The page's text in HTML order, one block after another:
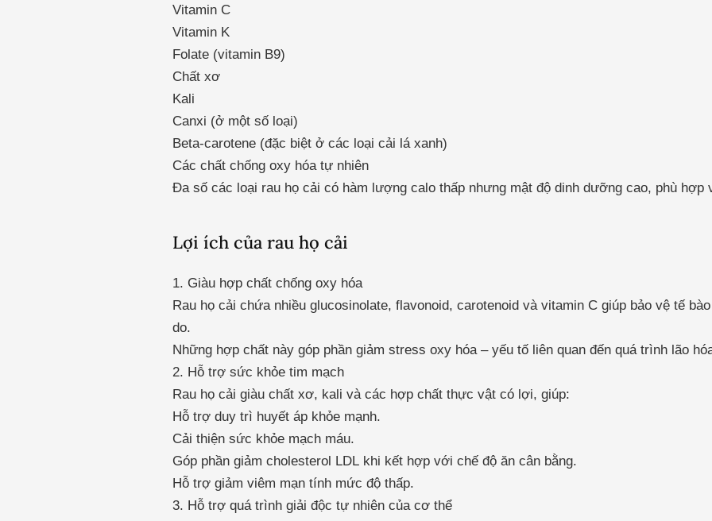
Vitamin C
Vitamin K
Folate (vitamin B9)
Chất xơ
Kali
Canxi (ở một số loại)
Beta-carotene (đặc biệt ở các loại cải lá xanh)
Các chất chống oxy hóa tự nhiên
Đa số các loại rau họ cải có hàm lượng calo thấp nhưng mật độ dinh dưỡng cao, phù hợp
Lợi ích của rau họ cải
1. Giàu hợp chất chống oxy hóa
Rau họ cải chứa nhiều glucosinolate, flavonoid, carotenoid và vitamin C giúp bảo vệ tế
do.
Những hợp chất này góp phần giảm stress oxy hóa – yếu tố liên quan đến quá trình lão
2. Hỗ trợ sức khỏe tim mạch
Rau họ cải giàu chất xơ, kali và các hợp chất thực vật có lợi, giúp:
Hỗ trợ duy trì huyết áp khỏe mạnh.
Cải thiện sức khỏe mạch máu.
Góp phần giảm cholesterol LDL khi kết hợp với chế độ ăn cân bằng.
Hỗ trợ giảm viêm mạn tính mức độ thấp.
3. Hỗ trợ quá trình giải độc tự nhiên của cơ thể